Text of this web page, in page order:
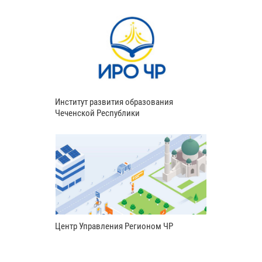
Институт развития образования
Чеченской Республики
Центр Управления Регионом ЧР